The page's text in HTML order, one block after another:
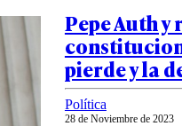
Pepe Auth
pierde y la
Política
28 de Noviembre de 2023